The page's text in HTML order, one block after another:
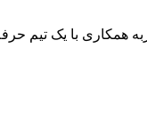
همکاری با یک تیم